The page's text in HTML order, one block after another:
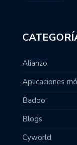
Alianzo
Aplicaciones
Badoo
Blogs
Cyworld